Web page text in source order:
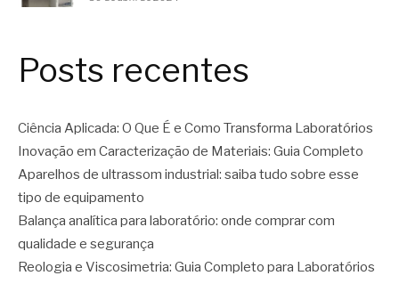
Posts recentes
Ciência Aplicada: O Que É e Como Transforma Laboratórios
Inovação em Caracterização de Materiais: Guia Completo
Aparelhos de ultrassom industrial: saiba tudo sobre esse
tipo de equipamento
Balança analítica para laboratório: onde comprar com
qualidade e segurança
Reologia e Viscosimetria: Guia Completo para Laboratórios